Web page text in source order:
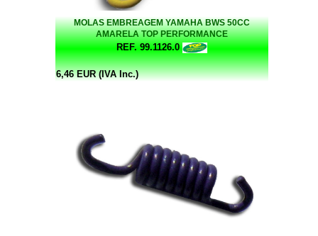
MOLAS EMBREAGEM YAMAHA BWS 50CC
AMARELA TOP PERFORMANCE
REF. 99.1126.0
6,46 EUR (IVA Inc.)